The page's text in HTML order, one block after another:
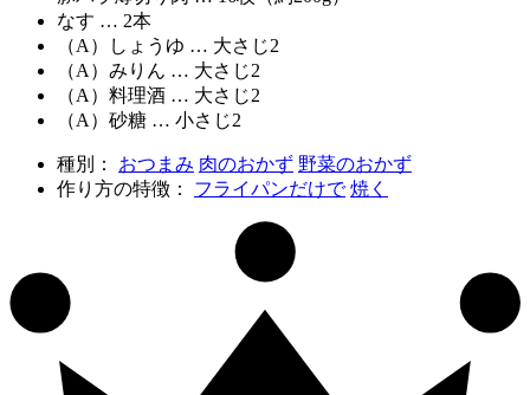
なす … 2本
（A）しょうゆ … 大さじ2
（A）みりん … 大さじ2
（A）料理酒 … 大さじ2
（A）砂糖 … 小さじ2
種別： おつまみ 肉のおかず 野菜のおかず
作り方の特徴： フライパンだけで 焼く